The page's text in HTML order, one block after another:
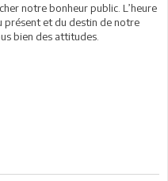
notre bonheur public. L’heure
présent et du destin de notre
bien des attitudes.